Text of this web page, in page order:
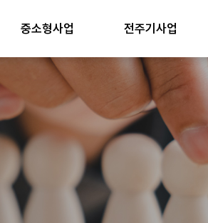
중소형사업 전주기사업